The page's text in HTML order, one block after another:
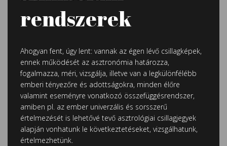
rendszerek
Ahogyan fent, úgy lent: vannak az égen lévő csillagképek,
ennek működését az asztronómia határozza,
fogalmazza, méri, vizsgálja, illetve van a legkülönfélébb
emberi tényezőre és adottságokra, minden élőre
valamint eseményre vonatkozó összefüggésrendszer,
amiben pl. az ember univerzális és sorsszerű
értelmezését is lehetővé tevő asztrológiai csillagjegyek
alapján vonhatunk le következtetéseket, vizsgálhatunk,
értelmezhetünk.